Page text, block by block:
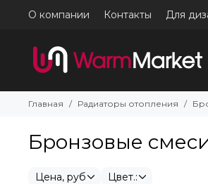
О компании Контакты Для
Главная Радиаторы отопления
Бронзовые
Цена, руб Цвет.: